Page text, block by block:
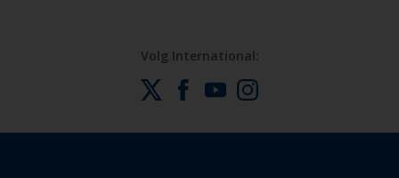
Volg International: